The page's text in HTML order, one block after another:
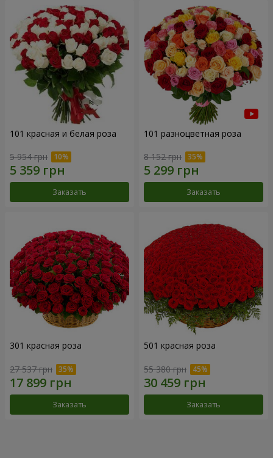
101 красная и белая роза
5 954 грн
Заказать
101 разноцветная роза
8 152 грн
Заказать
301 красная роза
27 537 грн
Заказать
501 красная роза
55 380 грн
Заказать